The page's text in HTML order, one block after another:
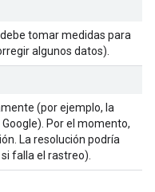
tomar medidas para
algunos datos).
(por ejemplo, la
Por el momento,
La resolución podría
falla el rastreo).